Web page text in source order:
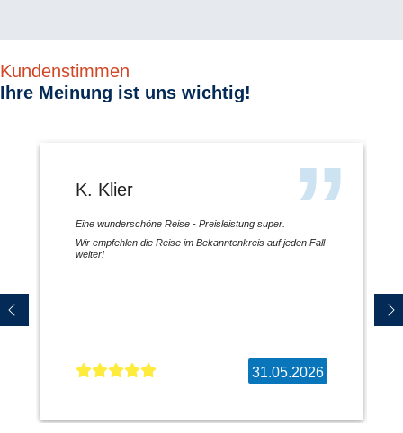
Kundenstimmen
Ihre Meinung ist uns wichtig!
K. Klier
Eine wunderschöne Reise - Preisleistung super.
Wir empfehlen die Reise im Bekanntenkreis auf jeden Fall
weiter!
31.05.2026